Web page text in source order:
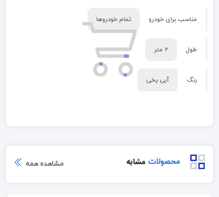
مناسب برای خودرو تمام خودروها
طول 2 متر
رنگ آبی یخی
محصولات مشابه مشاهده همه